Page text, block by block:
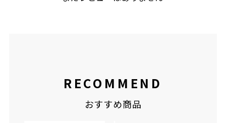
RECOMMEND
おすすめ商品